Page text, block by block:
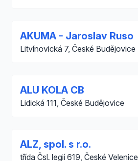
AKUMA - Jaroslav Ruso
Litvínovická 7, České Budějovice
ALU KOLA CB
Lidická 111, České Budějovice
ALZ, spol. s r.o.
třída Čsl. legií 619, České Velenice